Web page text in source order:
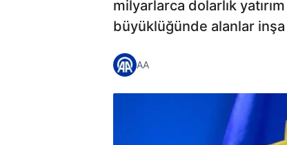
milyarlarca dolarlık
büyüklüğünde alanlar
AA